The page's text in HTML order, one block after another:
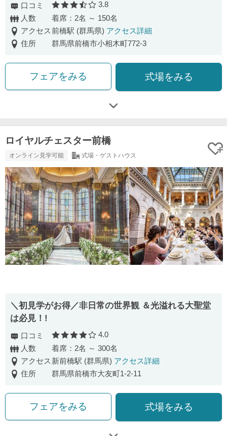
口コミ 口コミ評価
3.8
人数
着席：2名 ～ 150名
アクセス前橋駅 (群馬県) アクセス詳細
住所
群馬県前橋市小相木町772-3
フェアをみる 式場をみる
ロイヤルチェスター前橋
オンライン見学可能 式場・ゲストハウス
＼初見学がお得／非日常の世界観 ＆光溢れる大聖堂
は必見！!
口コミ 口コミ評価
4.0
人数
着席：2名 ～ 300名
アクセス 新前橋駅 (群馬県) アクセス詳細
住所
群馬県前橋市大友町1-2-11
フェアをみる 式場をみる